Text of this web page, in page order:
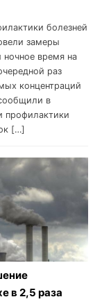
болезней
замеры
ночное время на
раз
концентраций
в
профилактики
[…]
в 2,5 раза